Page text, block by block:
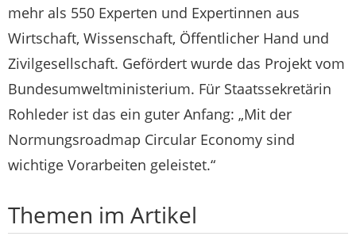
mehr als 550 Experten und Expertinnen aus
Wirtschaft, Wissenschaft, Öffentlicher Hand und
Zivilgesellschaft. Gefördert wurde das Projekt vom
Bundesumweltministerium. Für Staatssekretärin
Rohleder ist das ein guter Anfang: „Mit der
Normungsroadmap Circular Economy sind
wichtige Vorarbeiten geleistet.“
Themen im Artikel